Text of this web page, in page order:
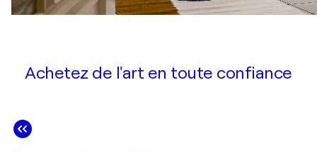
Achetez de l'art en toute confiance